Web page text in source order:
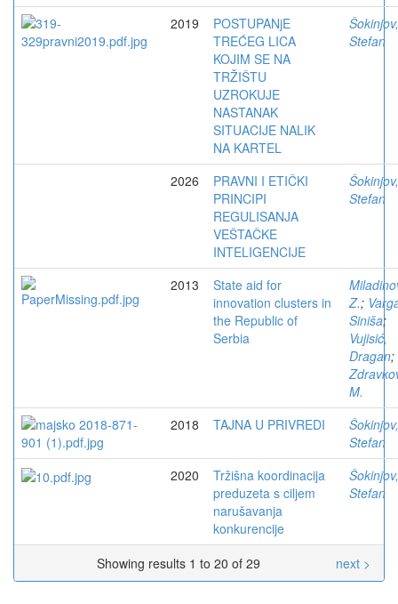
2019
POSTUPANjE
TREĆEG LICA
KOJIM SE NA
TRŽIŠTU
UZROKUJE
NASTANAK
SITUACIJE NALIK
NA KARTEL
Šokinjov,
Stefan
2026
PRAVNI I ETIČKI
PRINCIPI
REGULISANJA
VEŠTAČKE
INTELIGENCIJE
Šokinjov,
Stefan
2013
State aid for
innovation clusters in
the Republic of
Serbia
Z.;
Siniša;
Vujisić,
Dragan;
M.
2018
TAJNA U PRIVREDI
Šokinjov,
Stefan
2020
Tržišna koordinacija
preduzeta s ciljem
narušavanja
konkurencije
Šokinjov,
Stefan
Showing results 1 to 20 of 29 next >